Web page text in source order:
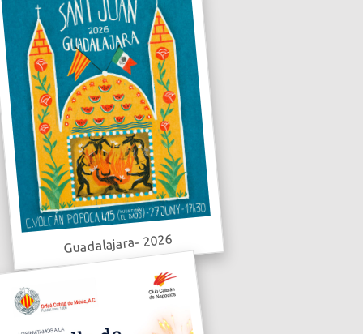
Guadalajara- 2026